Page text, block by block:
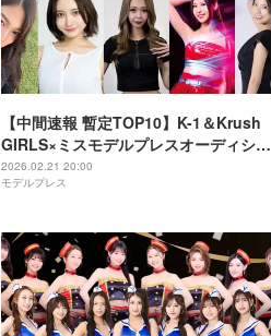
【中間速報 暫定TOP10】K-1＆Krush
GIRLS×ミスモデルプレスオーディショ
ン2026＜本戦審査＞
2026.02.21 20:00
モデルプレス